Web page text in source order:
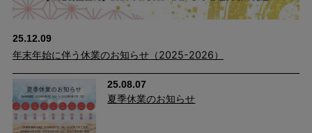
cafeからtabiまで、日常を上質に
25.12.09
年末年始に伴う休業のお知らせ（2025-2026）
25.08.07
夏季休業のお知らせ